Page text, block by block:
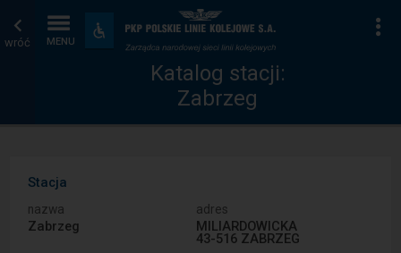
wróć MENU
Dostępność
i
udogodnienia
Katalog
stacji
Strona
główna
Katalog stacji:
Zabrzeg
Stacja
nazwa
Zabrzeg
adres
MILIARDOWICKA
43-516 ZABRZEG